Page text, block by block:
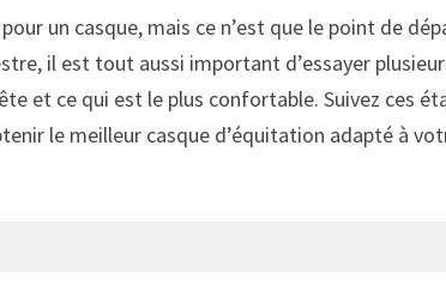
un casque, mais ce n’est que le point de
il est tout aussi important d’essayer
et ce qui est le plus confortable. Suivez ces
le meilleur casque d’équitation adapté à